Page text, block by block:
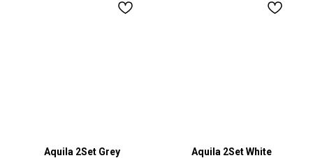
Aquila 2Set Grey Aquila 2Set White